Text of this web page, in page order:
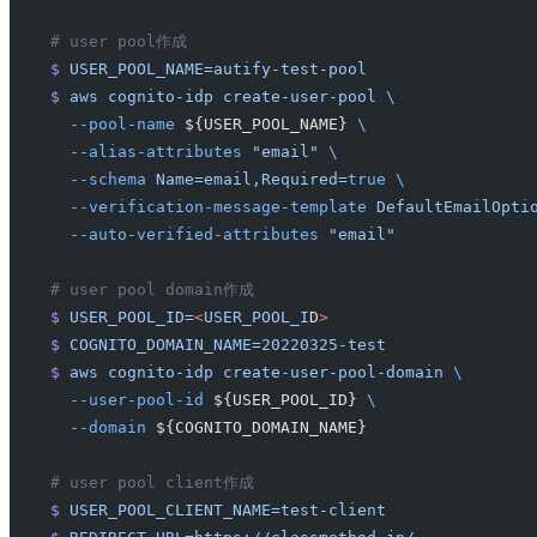
# user pool作成
$ USER_POOL_NAME=autify-test-pool
$ aws cognito-idp create-user-pool
\
  --pool-name
${USER_POOL_NAME} \
  --alias-attributes
"email"
\
  --schema
Name=email,Required=true \
  --verification-message-template
  --auto-verified-attributes
"email"
# user pool domain作成
$ USER_POOL_ID=<USER_POOL_ID>
$ COGNITO_DOMAIN_NAME=20220325-test
$ aws cognito-idp create-user-pool-domain \
  --user-pool-id
${USER_POOL_ID} \
  --domain
${COGNITO_DOMAIN_NAME}
# user pool client作成
$ USER_POOL_CLIENT_NAME=test-client